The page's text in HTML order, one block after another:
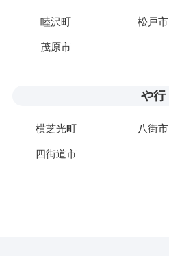
睦沢町 松戸市
茂原市
や行
横芝光町 八街市
四街道市